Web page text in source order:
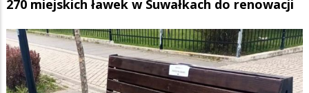
270 miejskich ławek w Suwałkach do renowacji